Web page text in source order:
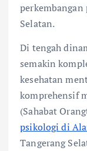
Selatan.
Di tengah
semakin
kesehatan
komprehensif
(Sahabat
psikologi di
Tangerang